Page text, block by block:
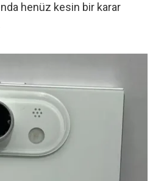
henüz kesin bir karar